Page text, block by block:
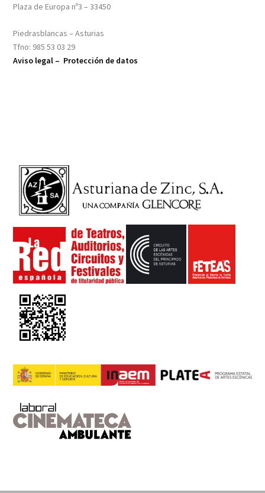
Plaza de Europa nº3 – 33450
Piedrasblancas – Asturias
Tfno: 985 53 03 29
Aviso legal – Protección de datos